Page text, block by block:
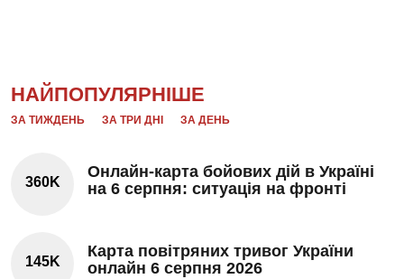
НАЙПОПУЛЯРНІШЕ
ЗА ТИЖДЕНЬ ЗА ТРИ ДНІ ЗА ДЕНЬ
360K
Онлайн-карта бойових дій в Україні
на 6 серпня: ситуація на фронті
145K
Карта повітряних тривог України
онлайн 6 серпня 2026